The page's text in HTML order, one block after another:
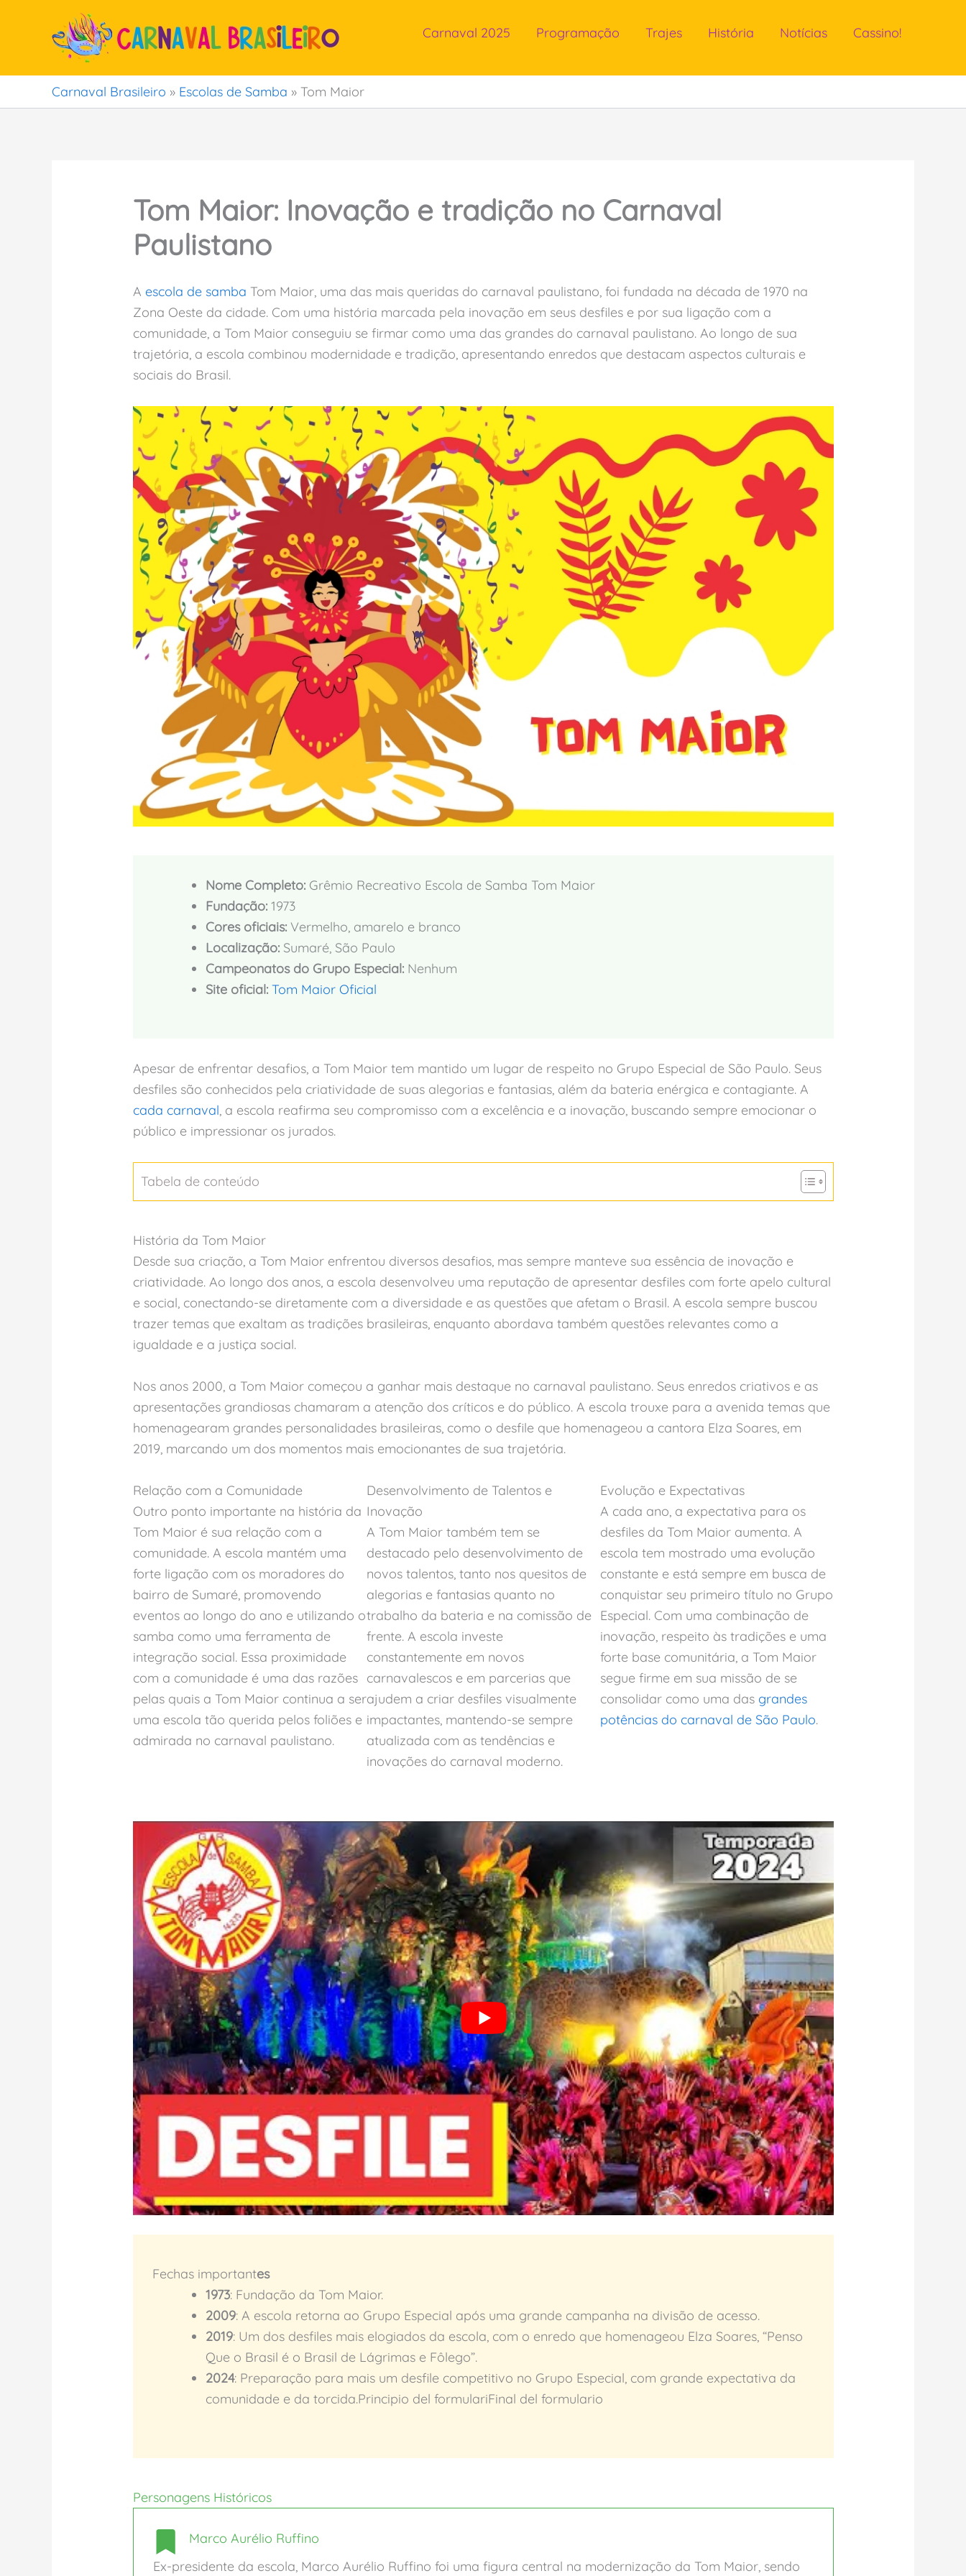
conteúdo
Carnaval 2025 Programação Trajes História Notícias Cassino!
Carnaval Brasileiro » Escolas de Samba » Tom Maior
Tom Maior: Inovação e tradição no Carnaval
Paulistano
A escola de samba Tom Maior, uma das mais queridas do carnaval paulistano, foi fundada na década de 1970 na
Zona Oeste da cidade. Com uma história marcada pela inovação em seus desfiles e por sua ligação com a
comunidade, a Tom Maior conseguiu se firmar como uma das grandes do carnaval paulistano. Ao longo de sua
trajetória, a escola combinou modernidade e tradição, apresentando enredos que destacam aspectos culturais e
sociais do Brasil.
Nome Completo:Grêmio Recreativo Escola de Samba Tom Maior
Fundação:1973
Cores oficiais:Vermelho, amarelo e branco
Localização:Sumaré, São Paulo
Campeonatos do Grupo Especial:Nenhum
Site oficial: Tom Maior Oficial
Apesar de enfrentar desafios, a Tom Maior tem mantido um lugar de respeito no Grupo Especial de São Paulo. Seus
desfiles são conhecidos pela criatividade de suas alegorias e fantasias, além da bateria enérgica e contagiante. A
cada carnaval, a escola reafirma seu compromisso com a excelência e a inovação, buscando sempre emocionar o
público e impressionar os jurados.
Tabela de conteúdo
História da Tom Maior
Desde sua criação, a Tom Maior enfrentou diversos desafios, mas sempre manteve sua essência de inovação e
criatividade. Ao longo dos anos, a escola desenvolveu uma reputação de apresentar desfiles com forte apelo cultural
e social, conectando-se diretamente com a diversidade e as questões que afetam o Brasil. A escola sempre buscou
trazer temas que exaltam as tradições brasileiras, enquanto abordava também questões relevantes como a
igualdade e a justiça social.
Nos anos 2000, a Tom Maior começou a ganhar mais destaque no carnaval paulistano. Seus enredos criativos e as
apresentações grandiosas chamaram a atenção dos críticos e do público. A escola trouxe para a avenida temas que
homenagearam grandes personalidades brasileiras, como o desfile que homenageou a cantora Elza Soares, em
2019, marcando um dos momentos mais emocionantes de sua trajetória.
Relação com a Comunidade
Outro ponto importante na história da
Tom Maior é sua relação com a
comunidade. A escola mantém uma
forte ligação com os moradores do
bairro de Sumaré, promovendo
eventos ao longo do ano e utilizando o
samba como uma ferramenta de
integração social. Essa proximidade
com a comunidade é uma das razões
pelas quais a Tom Maior continua a ser
uma escola tão querida pelos foliões e
admirada no carnaval paulistano.
Desenvolvimento de Talentos e
Inovação
A Tom Maior também tem se
destacado pelo desenvolvimento de
novos talentos, tanto nos quesitos de
alegorias e fantasias quanto no
trabalho da bateria e na comissão de
frente. A escola investe
constantemente em novos
carnavalescos e em parcerias que
ajudem a criar desfiles visualmente
impactantes, mantendo-se sempre
atualizada com as tendências e
inovações do carnaval moderno.
Evolução e Expectativas
A cada ano, a expectativa para os
desfiles da Tom Maior aumenta. A
escola tem mostrado uma evolução
constante e está sempre em busca de
conquistar seu primeiro título no Grupo
Especial. Com uma combinação de
inovação, respeito às tradições e uma
forte base comunitária, a Tom Maior
segue firme em sua missão de se
consolidar como uma das grandes
potências do carnaval de São Paulo.
Fechas importantes
1973: Fundação da Tom Maior.
2009: A escola retorna ao Grupo Especial após uma grande campanha na divisão de acesso.
2019: Um dos desfiles mais elogiados da escola, com o enredo que homenageou Elza Soares, “Penso
Que o Brasil é o Brasil de Lágrimas e Fôlego”.
2024: Preparação para mais um desfile competitivo no Grupo Especial, com grande expectativa da
comunidade e da torcida.Principio del formulariFinal del formulario
Personagens Históricos
Marco Aurélio Ruffino
Ex-presidente da escola, Marco Aurélio Ruffino foi uma figura central na modernização da Tom Maior, sendo